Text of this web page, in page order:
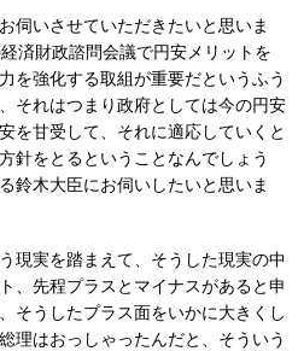
伺いさせていただきたいと思いま
済財政諮問会議で円安メリットを
を強化する取組が重要だというふう
それはつまり政府としては今の円安
を甘受して、それに適応していくと
針をとるということなんでしょう
鈴木大臣にお伺いしたいと思いま
現実を踏まえて、そうした現実の中
、先程プラスとマイナスがあると申
そうしたプラス面をいかに大きくし
理はおっしゃったんだと、そういう